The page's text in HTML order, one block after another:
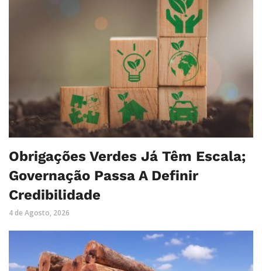
Obrigações Verdes Já Têm Escala;
Governação Passa A Definir
Credibilidade
4 de Agosto, 2026